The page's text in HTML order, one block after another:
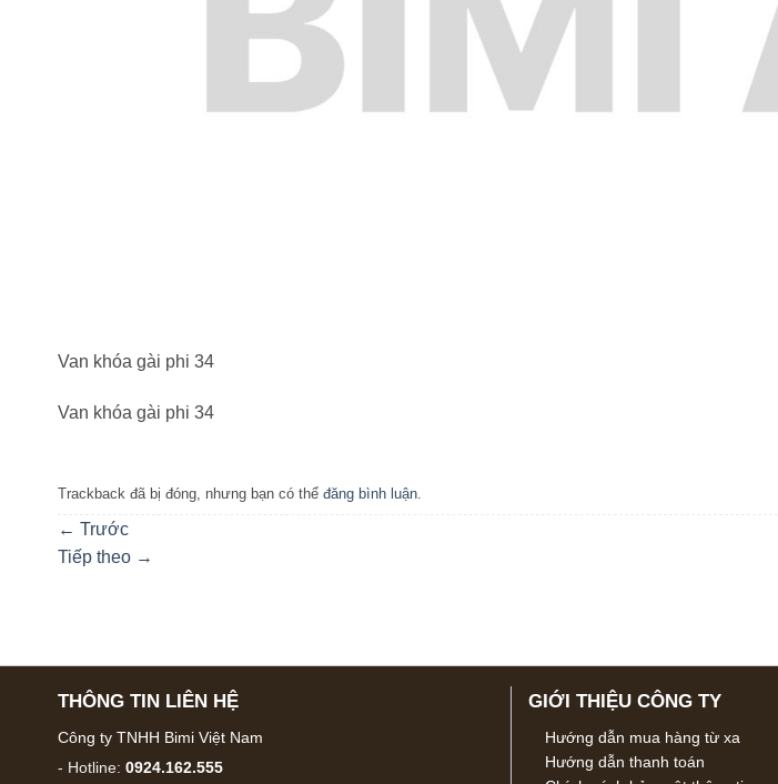
Van khóa gài phi 34
Van khóa gài phi 34
Trackback đã bị đóng, nhưng bạn có thể đăng bình luận
← Trước
Tiếp theo →
THÔNG TIN LIÊN HỆ
Công ty TNHH Bimi Việt Nam
- Hotline: 0924.162.555
GIỚI THIỆU CÔNG TY
Hướng dẫn mua hàng từ xa
Hướng dẫn thanh toán